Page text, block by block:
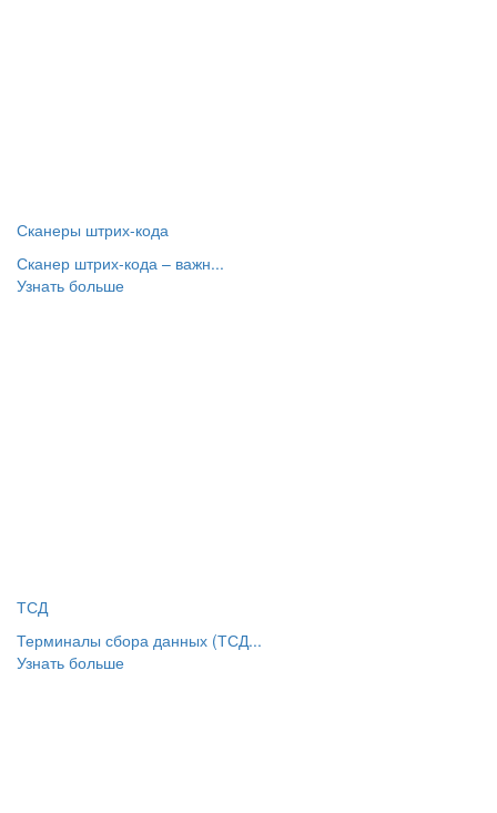
Сканеры штрих-кода
Сканер штрих-кода – важн...
Узнать больше
ТСД
Терминалы сбора данных (ТСД...
Узнать больше